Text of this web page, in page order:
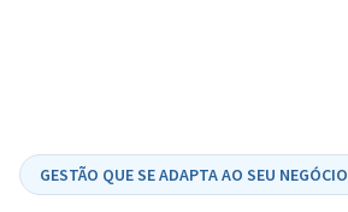
GESTÃO QUE SE ADAPTA AO SEU NEGÓCIO